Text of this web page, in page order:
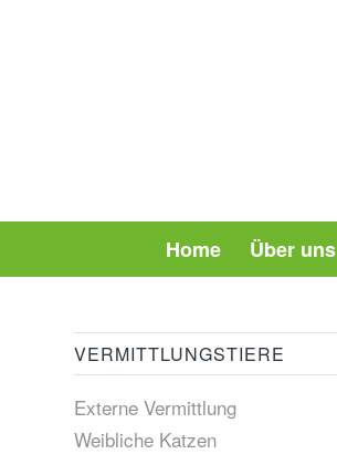
Home Über uns
VERMITTLUNGSTIERE
Externe Vermittlung
Weibliche Katzen